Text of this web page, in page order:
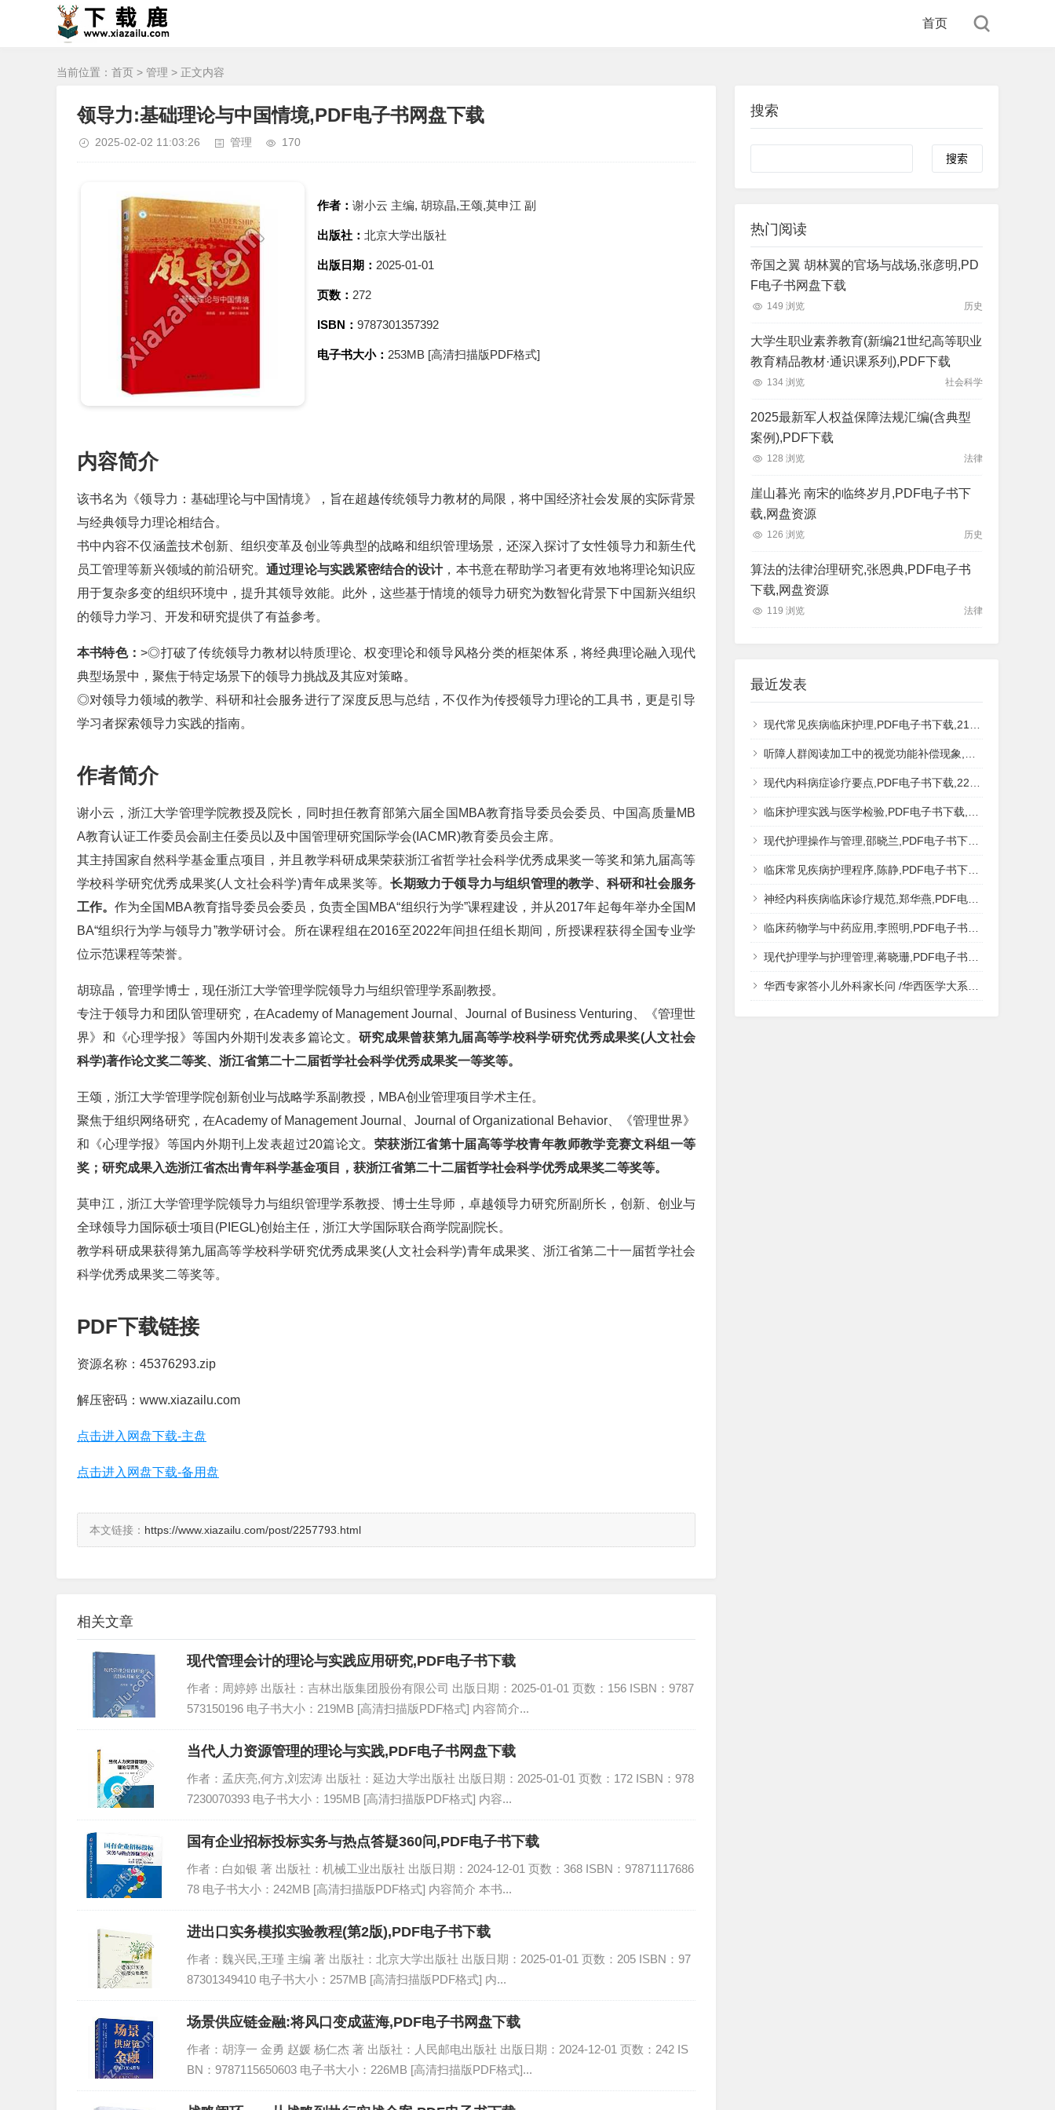
首页
当前位置： 首页 > 管理 > 正文内容
领导力:基础理论与中国情境,PDF电子书网盘下载
2025-02-02 11:03:26 管理 170
作者： 谢小云 主编, 胡琼晶,王颂,莫申江 副
出版社： 北京大学出版社
出版日期： 2025-01-01
页数： 272
ISBN： 9787301357392
电子书大小： 253MB [高清扫描版PDF格式]
内容简介
该书名为《领导力：基础理论与中国情境》，旨在超越传统领导力教材的局限，将中国经济社会发展的实际背景
与经典领导力理论相结合。
书中内容不仅涵盖技术创新、组织变革及创业等典型的战略和组织管理场景，还深入探讨了女性领导力和新生代
员工管理等新兴领域的前沿研究。通过理论与实践紧密结合的设计，本书意在帮助学习者更有效地将理论知识应
用于复杂多变的组织环境中，提升其领导效能。此外，这些基于情境的领导力研究为数智化背景下中国新兴组织
的领导力学习、开发和研究提供了有益参考。
本书特色：>◎打破了传统领导力教材以特质理论、权变理论和领导风格分类的框架体系，将经典理论融入现代
典型场景中，聚焦于特定场景下的领导力挑战及其应对策略。
◎对领导力领域的教学、科研和社会服务进行了深度反思与总结，不仅作为传授领导力理论的工具书，更是引导
学习者探索领导力实践的指南。
作者简介
谢小云，浙江大学管理学院教授及院长，同时担任教育部第六届全国MBA教育指导委员会委员、中国高质量MB
A教育认证工作委员会副主任委员以及中国管理研究国际学会(IACMR)教育委员会主席。
其主持国家自然科学基金重点项目，并且教学科研成果荣获浙江省哲学社会科学优秀成果奖一等奖和第九届高等
学校科学研究优秀成果奖(人文社会科学)青年成果奖等。长期致力于领导力与组织管理的教学、科研和社会服务
工作。作为全国MBA教育指导委员会委员，负责全国MBA“组织行为学”课程建设，并从2017年起每年举办全国M
BA“组织行为学与领导力”教学研讨会。所在课程组在2016至2022年间担任组长期间，所授课程获得全国专业学
位示范课程等荣誉。
胡琼晶，管理学博士，现任浙江大学管理学院领导力与组织管理学系副教授。
专注于领导力和团队管理研究，在Academy of Management Journal、Journal of Business Venturing、《管理世
界》和《心理学报》等国内外期刊发表多篇论文。 研究成果曾获第九届高等学校科学研究优秀成果奖(人文社会
科学)著作论文奖二等奖、浙江省第二十二届哲学社会科学优秀成果奖一等奖等。
王颂，浙江大学管理学院创新创业与战略学系副教授，MBA创业管理项目学术主任。
聚焦于组织网络研究，在Academy of Management Journal、Journal of Organizational Behavior、《管理世界》
和《心理学报》等国内外期刊上发表超过20篇论文。 荣获浙江省第十届高等学校青年教师教学竞赛文科组一等
奖；研究成果入选浙江省杰出青年科学基金项目，获浙江省第二十二届哲学社会科学优秀成果奖二等奖等。
莫申江，浙江大学管理学院领导力与组织管理学系教授、博士生导师，卓越领导力研究所副所长，创新、创业与
全球领导力国际硕士项目(PIEGL)创始主任，浙江大学国际联合商学院副院长。
教学科研成果获得第九届高等学校科学研究优秀成果奖(人文社会科学)青年成果奖、浙江省第二十一届哲学社会
科学优秀成果奖二等奖等。
PDF下载链接
资源名称：45376293.zip
解压密码：www.xiazailu.com
点击进入网盘下载-主盘
点击进入网盘下载-备用盘
本文链接： https://www.xiazailu.com/post/2257793.html
相关文章
现代管理会计的理论与实践应用研究,PDF电子书下载
作者：周婷婷 出版社：吉林出版集团股份有限公司 出版日期：2025-01-01 页数：156 ISBN：9787
573150196 电子书大小：219MB [高清扫描版PDF格式] 内容简介...
当代人力资源管理的理论与实践,PDF电子书网盘下载
作者：孟庆亮,何方,刘宏涛 出版社：延边大学出版社 出版日期：2025-01-01 页数：172 ISBN：978
7230070393 电子书大小：195MB [高清扫描版PDF格式] 内容...
国有企业招标投标实务与热点答疑360问,PDF电子书下载
作者：白如银 著 出版社：机械工业出版社 出版日期：2024-12-01 页数：368 ISBN：97871117686
78 电子书大小：242MB [高清扫描版PDF格式] 内容简介 本书...
进出口实务模拟实验教程(第2版),PDF电子书下载
作者：魏兴民,王瑾 主编 著 出版社：北京大学出版社 出版日期：2025-01-01 页数：205 ISBN：97
87301349410 电子书大小：257MB [高清扫描版PDF格式] 内...
场景供应链金融:将风口变成蓝海,PDF电子书网盘下载
作者：胡淳一 金勇 赵媛 杨仁杰 著 出版社：人民邮电出版社 出版日期：2024-12-01 页数：242 IS
BN：9787115650603 电子书大小：226MB [高清扫描版PDF格式]...
搜索
Search
热门阅读
帝国之翼 胡林翼的官场与战场,张彦明,PD
F电子书网盘下载
149 浏览 历史
大学生职业素养教育(新编21世纪高等职业
教育精品教材·通识课系列),PDF下载
134 浏览 社会科学
2025最新军人权益保障法规汇编(含典型
案例),PDF下载
128 浏览 法律
崖山暮光 南宋的临终岁月,PDF电子书下
载,网盘资源
126 浏览 历史
算法的法律治理研究,张恩典,PDF电子书
下载,网盘资源
119 浏览 法律
最近发表
现代常见疾病临床护理,PDF电子书下载,217MB,网盘资源
听障人群阅读加工中的视觉功能补偿现象,秦钊,PDF电子书下载,网盘资源
现代内科病症诊疗要点,PDF电子书下载,223MB,网盘资源
临床护理实践与医学检验,PDF电子书下载,193MB,网盘资源
现代护理操作与管理,邵晓兰,PDF电子书下载,242MB,网盘资源
临床常见疾病护理程序,陈静,PDF电子书下载,185MB,网盘资源
神经内科疾病临床诊疗规范,郑华燕,PDF电子书下载,188MB,网盘资源
临床药物学与中药应用,李照明,PDF电子书下载,202MB,网盘资源
现代护理学与护理管理,蒋晓珊,PDF电子书下载,223MB,网盘资源
华西专家答小儿外科家长问 /华西医学大系?医学科普,PDF电子书网盘下载